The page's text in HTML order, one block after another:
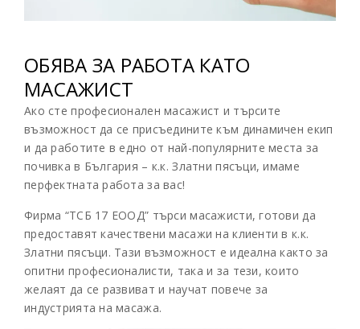
ОБЯВА ЗА РАБОТА КАТО
МАСАЖИСТ
Ако сте професионален масажист и търсите
възможност да се присъедините към динамичен екип
и да работите в едно от най-популярните места за
почивка в България – к.к. Златни пясъци, имаме
перфектната работа за вас!
Фирма “ТСБ 17 ЕООД” търси масажисти, готови да
предоставят качествени масажи на клиенти в к.к.
Златни пясъци. Тази възможност е идеална както за
опитни професионалисти, така и за тези, които
желаят да се развиват и научат повече за
индустрията на масажа.